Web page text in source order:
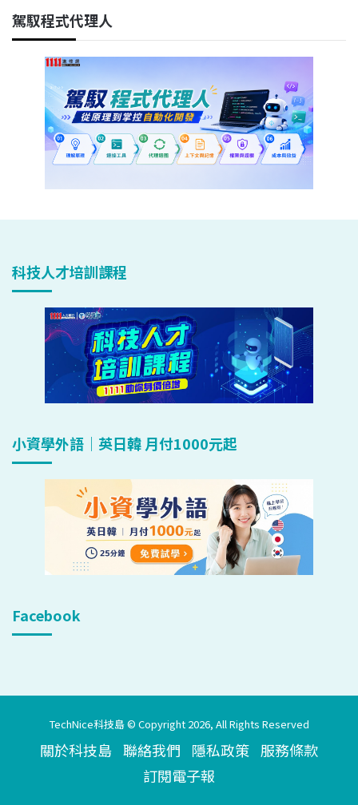
駕馭程式代理人
科技人才培訓課程
小資學外語｜英日韓 月付1000元起
Facebook
TechNice科技島 © Copyright 2026, All Rights Reserved
關於科技島 聯絡我們 隱私政策 服務條款
訂閱電子報